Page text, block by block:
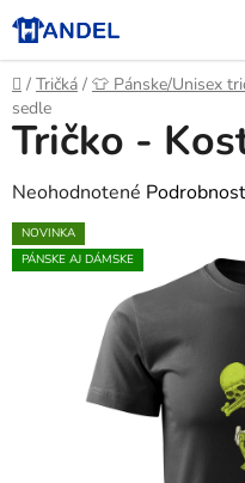
Prejsť
na
obsah
Domov
/ Tričká / 👕 Pánske/Unisex
sedle
Tričko -
Priemerné
hodnotenie
produktu
Neohodnotené
NOVINKA
PÁNSKE AJ DÁMSKE